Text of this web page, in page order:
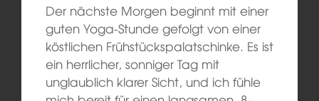
Der nächste Morgen beginnt mit einer
guten Yoga-Stunde gefolgt von einer
köstlichen Frühstückspalatschinke. Es ist
ein herrlicher, sonniger Tag mit
unglaublich klarer Sicht, und ich fühle